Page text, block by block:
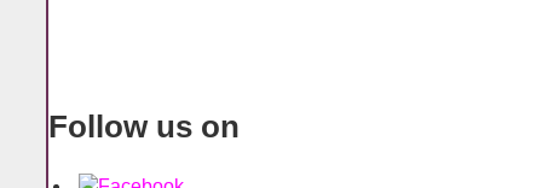
Follow us on